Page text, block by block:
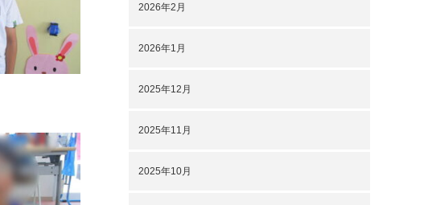
2026年2月
2026年1月
2025年12月
2025年11月
2025年10月